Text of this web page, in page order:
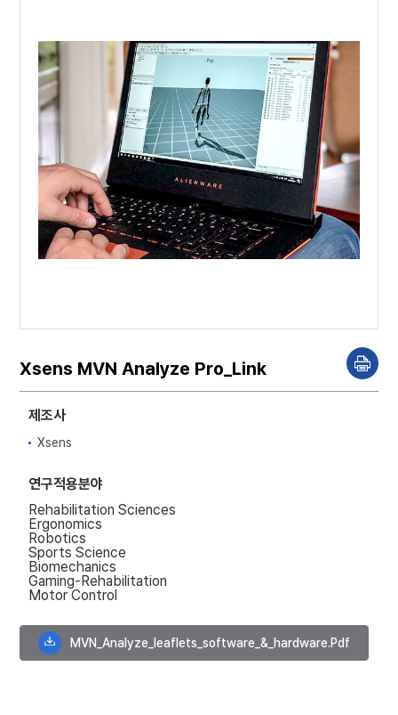
P
r
i
Xsens MVN Analyze Pro_Link
제조사
Xsens
연구적용분야
Rehabilitation Sciences
Ergonomics
Robotics
Sports Science
Biomechanics
Gaming-Rehabilitation
Motor Control
MVN_Analyze_leaflets_software_&_hardware.pdf